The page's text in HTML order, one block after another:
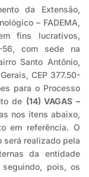
da Extensão,
– FADEMA,
fins lucrativos,
56, com sede na
Santo Antônio,
CEP 377.50-
para o Processo
de (14) VAGAS –
nos itens abaixo,
em referência. O
será realizado pela
da entidade
pois, os